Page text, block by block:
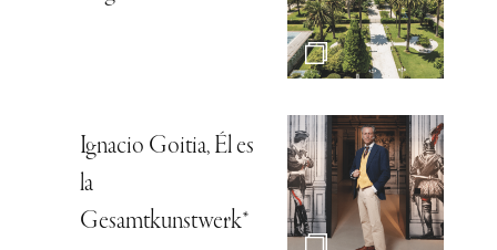
Ignacio Goitia, Él es
la
Gesamtkunstwerk*